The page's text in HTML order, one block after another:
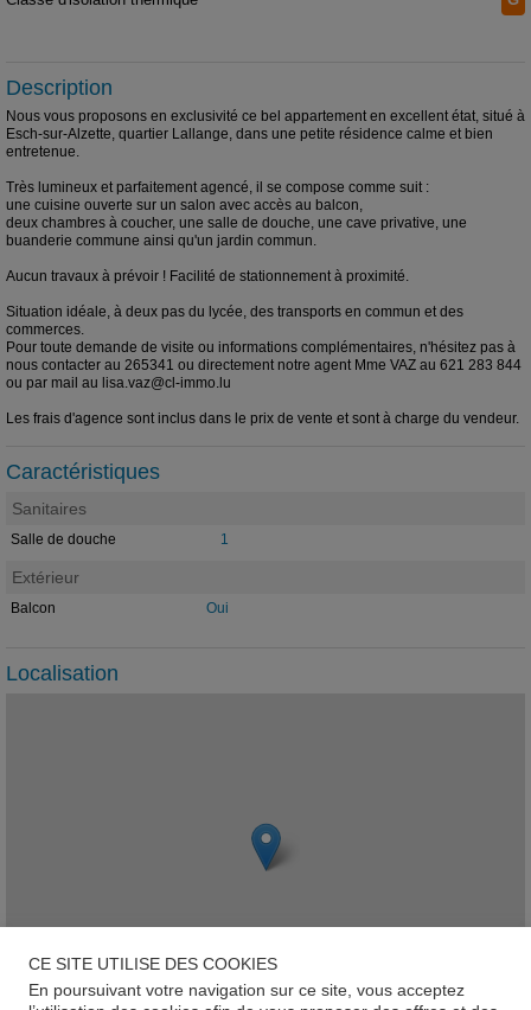
Description
Nous vous proposons en exclusivité ce bel appartement en excellent état, situé à
Esch-sur-Alzette, quartier Lallange, dans une petite résidence calme et bien
entretenue.
Très lumineux et parfaitement agencé, il se compose comme suit :
une cuisine ouverte sur un salon avec accès au balcon,
deux chambres à coucher, une salle de douche, une cave privative, une
buanderie commune ainsi qu'un jardin commun.
Aucun travaux à prévoir ! Facilité de stationnement à proximité.
Situation idéale, à deux pas du lycée, des transports en commun et des
commerces.
Pour toute demande de visite ou informations complémentaires, n'hésitez pas à
nous contacter au 265341 ou directement notre agent Mme VAZ au 621 283 844
ou par mail au lisa.vaz@cl-immo.lu
Les frais d'agence sont inclus dans le prix de vente et sont à charge du vendeur.
Caractéristiques
Sanitaires
Salle de douche 1
Extérieur
Balcon Oui
Localisation
CE SITE UTILISE DES COOKIES
En poursuivant votre navigation sur ce site, vous acceptez